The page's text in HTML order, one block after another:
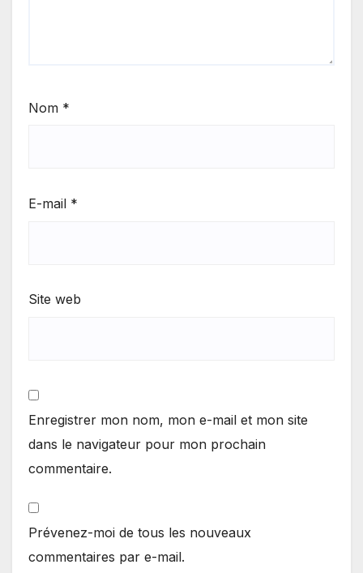
Nom *
E-mail *
Site web
Enregistrer mon nom, mon e-mail et mon site
dans le navigateur pour mon prochain
commentaire.
Prévenez-moi de tous les nouveaux
commentaires par e-mail.